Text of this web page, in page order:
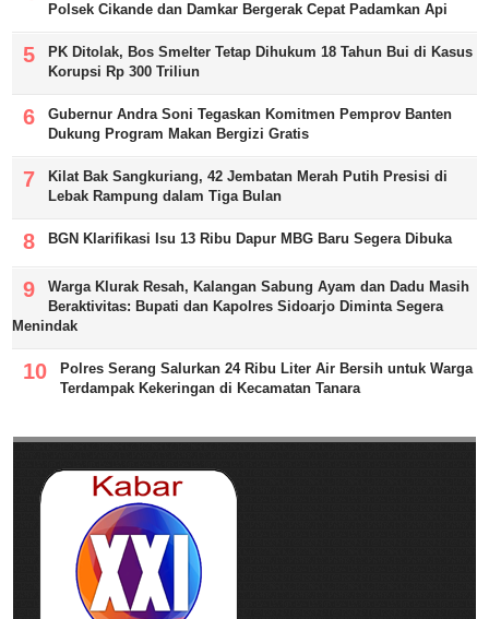
Polsek Cikande dan Damkar Bergerak Cepat Padamkan Api
PK Ditolak, Bos Smelter Tetap Dihukum 18 Tahun Bui di Kasus
Korupsi Rp 300 Triliun
Gubernur Andra Soni Tegaskan Komitmen Pemprov Banten
Dukung Program Makan Bergizi Gratis
Kilat Bak Sangkuriang, 42 Jembatan Merah Putih Presisi di
Lebak Rampung dalam Tiga Bulan
BGN Klarifikasi Isu 13 Ribu Dapur MBG Baru Segera Dibuka
Warga Klurak Resah, Kalangan Sabung Ayam dan Dadu Masih
Beraktivitas: Bupati dan Kapolres Sidoarjo Diminta Segera
Menindak
Polres Serang Salurkan 24 Ribu Liter Air Bersih untuk Warga
Terdampak Kekeringan di Kecamatan Tanara